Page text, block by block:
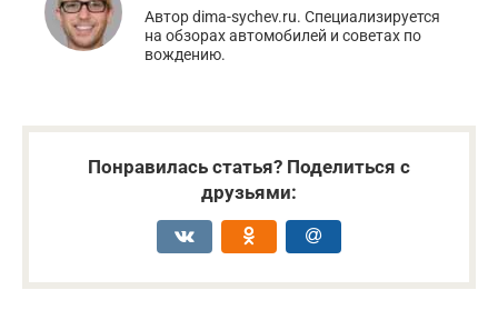
Автор dima-sychev.ru. Специализируется
на обзорах автомобилей и советах по
вождению.
Понравилась статья? Поделиться с
друзьями: